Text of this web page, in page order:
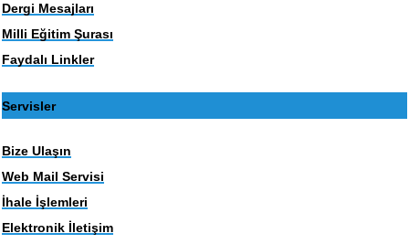
Dergi Mesajları
Milli Eğitim Şurası
Faydalı Linkler
Servisler
Bize Ulaşın
Web Mail Servisi
İhale İşlemleri
Elektronik İletişim